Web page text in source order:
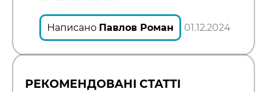
Написано Павлов Роман 01.12.2024
РЕКОМЕНДОВАНІ СТАТТІ